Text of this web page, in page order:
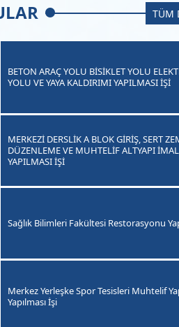
TÜM
BETON ARAÇ YOLU BİSİKLET YOLU
YOLU VE YAYA KALDIRIMI YAPILMASI İŞİ
MERKEZİ DERSLİK A BLOK GİRİŞ, SERT
DÜZENLEME VE MUHTELİF ALTYAPI
YAPILMASI İŞİ
Sağlık Bilimleri Fakültesi Restorasyonu
Merkez Yerleşke Spor Tesisleri Muhtelif
Yapılması İşi